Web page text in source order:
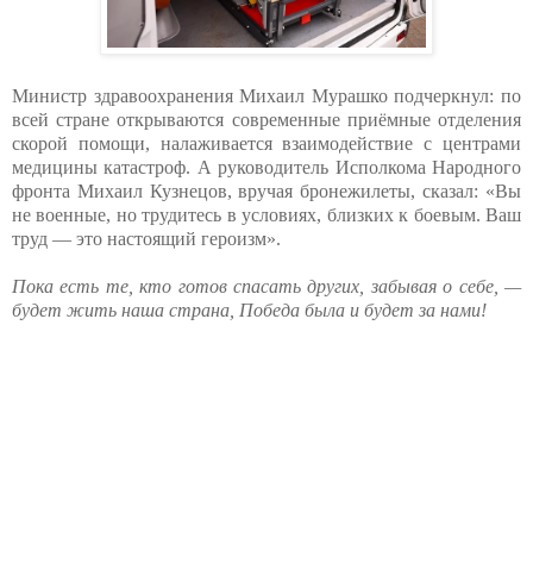
Министр здравоохранения Михаил Мурашко подчеркнул: по
всей стране открываются современные приёмные отделения
скорой помощи, налаживается взаимодействие с центрами
медицины катастроф. А руководитель Исполкома Народного
фронта Михаил Кузнецов, вручая бронежилеты, сказал: «Вы
не военные, но трудитесь в условиях, близких к боевым. Ваш
труд — это настоящий героизм».
Пока есть те, кто готов спасать других, забывая о себе, —
будет жить наша страна, Победа была и будет за нами!